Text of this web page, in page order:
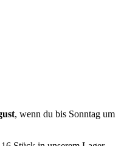
, wenn du bis Sonntag um